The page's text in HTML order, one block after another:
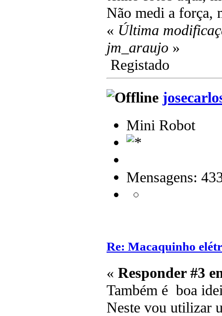
Não medi a força,
« Última
jm_araujo »
Registado
Mini Robot
Mensagens:
Re: Macaquinho
« Responder #3
Também é boa
Neste vou utilizar